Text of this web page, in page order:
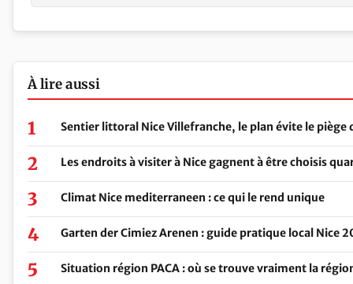
À lire aussi
Sentier littoral Nice Villefranche, le plan évite le piège
Les endroits à visiter à Nice gagnent à être choisis
Climat Nice mediterraneen : ce qui le rend unique
Garten der Cimiez Arenen : guide pratique local Nice
Situation région PACA : où se trouve vraiment la